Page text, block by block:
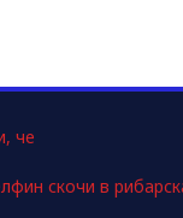
че
скочи в